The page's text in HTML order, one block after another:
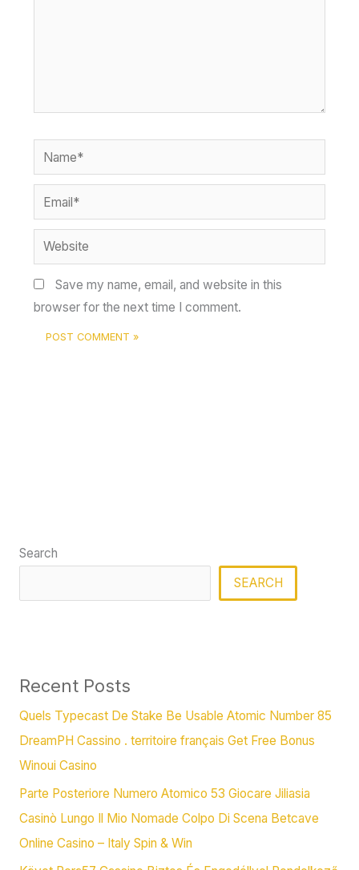
Name*
Email*
Website
Save my name, email, and website in this
browser for the next time I comment.
Search
SEARCH
Recent Posts
Quels Typecast De Stake Be Usable Atomic Number 85
DreamPH Cassino . territoire français Get Free Bonus
Winoui Casino
Parte Posteriore Numero Atomico 53 Giocare Jiliasia
Casinò Lungo Il Mio Nomade Colpo Di Scena Betcave
Online Casino – Italy Spin & Win